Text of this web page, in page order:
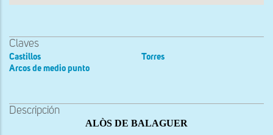
Claves
Castillos
Arcos de medio punto
Torres
Descripción
ALÒS DE BALAGUER